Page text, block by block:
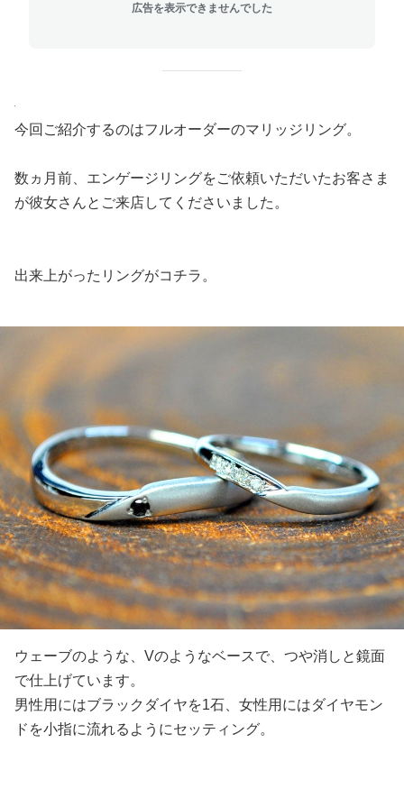
広告を表示できませんでした
今回ご紹介するのはフルオーダーのマリッジリング。
数ヵ月前、エンゲージリングをご依頼いただいたお客さま
が彼女さんとご来店してくださいました。
出来上がったリングがコチラ。
ウェーブのような、Vのようなベースで、つや消しと鏡面
で仕上げています。
男性用にはブラックダイヤを1石、女性用にはダイヤモン
ドを小指に流れるようにセッティング。